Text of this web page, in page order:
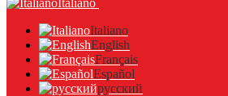
Italiano
Italiano
English
Français
Español
русский